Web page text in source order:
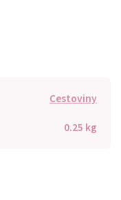
Cestoviny
0.25 kg